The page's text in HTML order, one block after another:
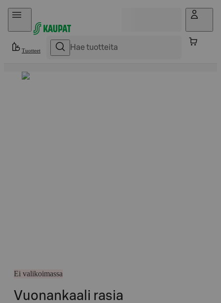
Hyppää sisältöön
Tuotteet
Ei valikoimassa
Vuonankaali rasia